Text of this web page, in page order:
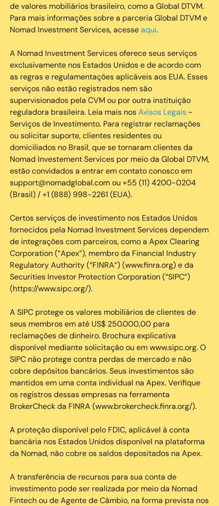
de valores mobiliários brasileiro, como a Global DTVM.
Para mais informações sobre a parceria Global DTVM e
Nomad Investment Services, acesseaqui.
A Nomad Investment Services oferece seus serviços
exclusivamente nos Estados Unidos e de acordo com
as regras e regulamentações aplicáveis aos EUA. Esses
serviços não estão registrados nem são
supervisionados pela CVM ou por outra instituição
reguladora brasileira. Leia mais nosAvisos Legais -
Serviços de Investimento. Para registrar reclamações
ou solicitar suporte, clientes residentes ou
domiciliados no Brasil, que se tornaram clientes da
Nomad Investement Services por meio da Global DTVM,
estão convidados a entrar em contato conosco em
support@nomadglobal.com ou +55 (11) 4200-0204
(Brasil) / +1 (888) 998-2261 (EUA).
Certos serviços de investimento nos Estados Unidos
fornecidos pela Nomad Investment Services dependem
de integrações com parceiros, como a Apex Clearing
Corporation (“Apex”), membro da Financial Industry
Regulatory Authority (“FINRA”) (www.finra.org) e da
Securities Investor Protection Corporation (“SIPC”)
(https://www.sipc.org/).
A SIPC protege os valores mobiliários de clientes de
seus membros em até US$ 250.000,00 para
reclamações de dinheiro. Brochura explicativa
disponível mediante solicitação ou em www.sipc.org. O
SIPC não protege contra perdas de mercado e não
cobre depósitos bancários. Seus investimentos são
mantidos em uma conta individual na Apex. Verifique
os registros dessas empresas na ferramenta
BrokerCheck da FINRA (www.brokercheck.finra.org/).
A proteção disponível pelo FDIC, aplicável à conta
bancária nos Estados Unidos disponível na plataforma
da Nomad, não cobre os saldos depositados na Apex.
A transferência de recursos para sua conta de
investimento pode ser realizada por meio da Nomad
Fintech ou de Agente de Câmbio, na forma prevista nos